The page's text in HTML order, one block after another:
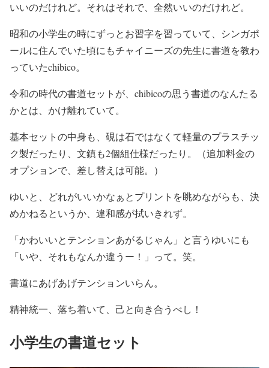
いいのだけれど。それはそれで、全然いいのだけれど。
昭和の小学生の時にずっとお習字を習っていて、シンガポ
ールに住んでいた頃にもチャイニーズの先生に書道を教わ
っていたchibico。
令和の時代の書道セットが、chibicoの思う書道のなんたる
かとは、かけ離れていて。
基本セットの中身も、硯は石ではなくて軽量のプラスチッ
ク製だったり、文鎮も2個組仕様だったり。（追加料金の
オプションで、差し替えは可能。）
ゆいと、どれがいいかなぁとプリントを眺めながらも、決
めかねるというか、違和感が拭いきれず。
「かわいいとテンションあがるじゃん」と言うゆいにも
「いや、それもなんか違うー！」って。笑。
書道にあげあげテンションいらん。
精神統一、落ち着いて、己と向き合うべし！
小学生の書道セット